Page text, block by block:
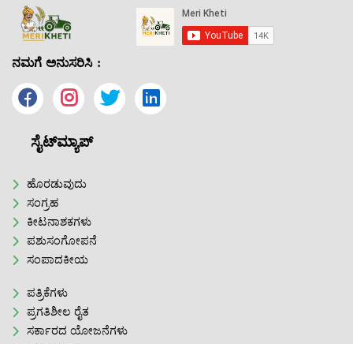
ನಮಗೆ ಅನುಸರಿಸಿ :
ಸೈಟ್‌ಮ್ಯಾಪ್
ಹೊರಡುವುದು
ಸಂಗ್ರಹ
ಕೀಟನಾಶಕಗಳು
ಪಶುಸಂಗೋಪನೆ
ಸಂಪಾದಕೀಯ
ಪತ್ರಿಕೆಗಳು
ಪ್ರಗತಿಶೀಲ ರೈತ
ಸರ್ಕಾರದ ಯೋಜನೆಗಳು